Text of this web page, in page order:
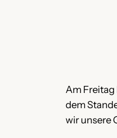
Am
dem
wir unsere